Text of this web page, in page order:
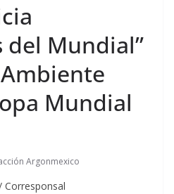
del Mundial”
Mundial
Argonmexico
Corresponsal